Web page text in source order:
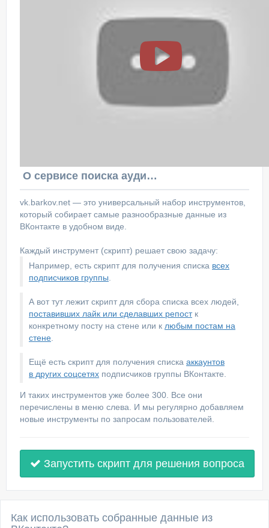
О сервисе поиска аудитории ВКонтакте
vk.barkov.net — это универсальный набор инструментов,
который собирает самые разнообразные данные из
ВКонтакте в удобном виде.
Каждый инструмент (скрипт) решает свою задачу:
Например, есть скрипт для получения списка всех
подписчиков группы
А вот тут лежит скрипт для сбора списка всех людей,
поставивших лайк или сделавших репостк
конкретному посту на стене или к любым постам на
стене
Ещё есть скрипт для получения списка аккаунтов
в других соцсетях подписчиков группы ВКонтакте.
И таких инструментов уже более 300. Все они
перечислены в меню слева. И мы регулярно добавляем
новые инструменты по запросам пользователей.
Запустить скрипт для решения вопроса
Как использовать собранные данные из